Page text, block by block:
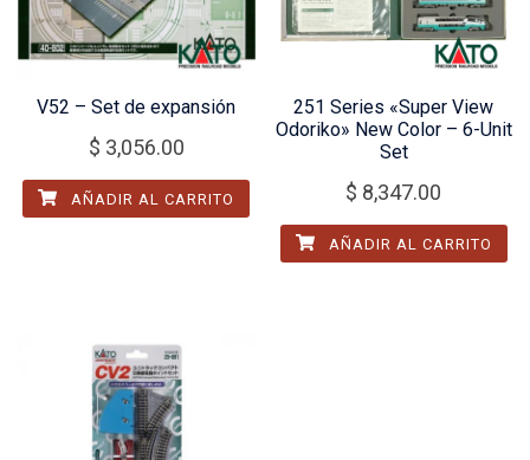
V52 – Set de expansión
$ 3,056.00
AÑADIR AL CARRITO
251 Series «Super View
Odoriko» New Color – 6-Unit
Set
$ 8,347.00
AÑADIR AL CARRITO